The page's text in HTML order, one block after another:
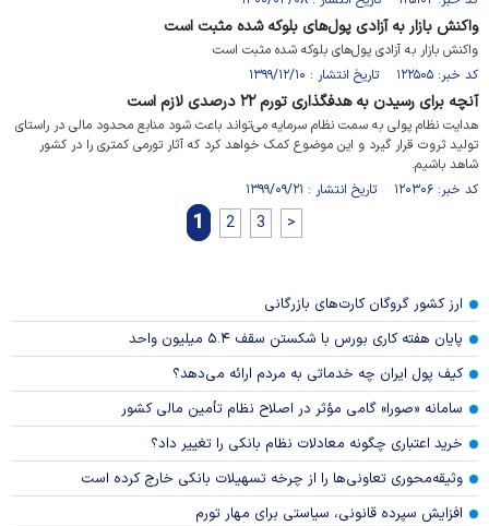
واکنش بازار به آزادی پول‌های بلوکه شده مثبت است
واکنش بازار به آزادی پول‌های بلوکه شده مثبت است
کد خبر: ۱۲۲۵۰۵ تاریخ انتشار : ۱۳۹۹/۱۲/۱۰
آنچه برای رسیدن به هدفگذاری تورم ۲۲ درصدی لازم است
هدایت نظام پولی به سمت نظام سرمایه می‌تواند باعث شود منابع محدود مالی در راستای
تولید ثروت قرار گیرد و این موضوع کمک خواهد کرد که آثار تورمی کمتری را در کشور
شاهد باشیم.
کد خبر: ۱۲۰۳۰۶ تاریخ انتشار : ۱۳۹۹/۰۹/۲۱
1 2 3 >
ارز کشور گروگان کارت‌های بازرگانی
پایان هفته کاری بورس با شکستن سقف ۵.۴ میلیون واحد
کیف پول ایران چه خدماتی به مردم ارائه می‌دهد؟
سامانه «صورا» گامی مؤثر در اصلاح نظام تأمین مالی کشور
خرید اعتباری چگونه معادلات نظام بانکی را تغییر داد؟
وثیقه‌محوری تعاونی‌ها را از چرخه تسهیلات بانکی خارج کرده است
افزایش سپرده قانونی، سیاستی برای مهار تورم